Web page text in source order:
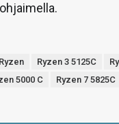
Ryzen Ryzen 3 5125C
5000 C Ryzen 7 5825C